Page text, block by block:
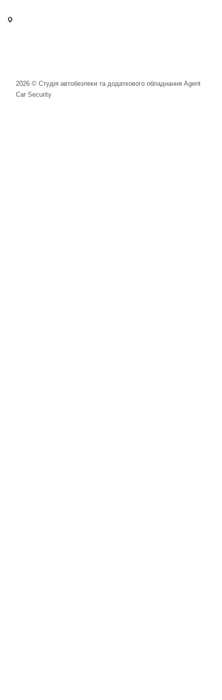
2026 © Студія автобезпеки та додаткового обладнання Agent
Car Security